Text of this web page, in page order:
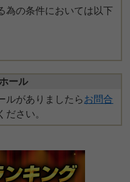
為の条件においては以下
ール
ルがありましたらお問合
ださい。